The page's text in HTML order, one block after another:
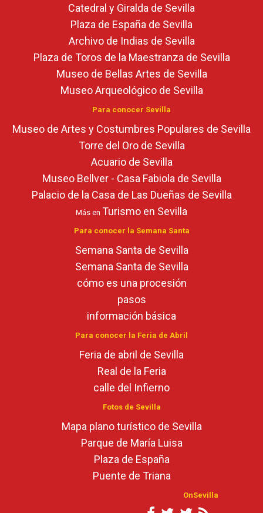
Catedral y Giralda de Sevilla
Plaza de España de Sevilla
Archivo de Indias de Sevilla
Plaza de Toros de la Maestranza de Sevilla
Museo de Bellas Artes de Sevilla
Museo Arqueológico de Sevilla
Para conocer Sevilla
Museo de Artes y Costumbres Populares de Sevilla
Torre del Oro de Sevilla
Acuario de Sevilla
Museo Bellver - Casa Fabiola de Sevilla
Palacio de la Casa de Las Dueñas de Sevilla
Más en Turismo en Sevilla
Para conocer la Semana Santa
Semana Santa de Sevilla
Semana Santa de Sevilla
cómo es una procesión
pasos
información básica
Para conocer la Feria de Abril
Feria de abril de Sevilla
Real de la Feria
calle del Infierno
Fotos de Sevilla
Mapa plano turístico de Sevilla
Parque de María Luisa
Plaza de España
Puente de Triana
OnSevilla